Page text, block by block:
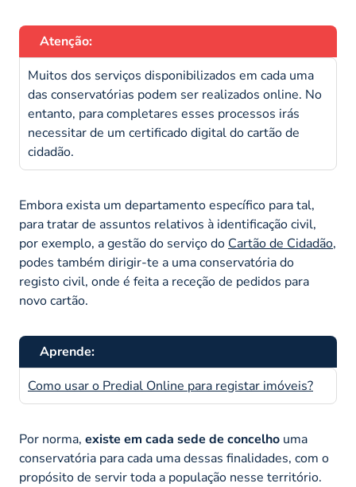
Atenção:
Muitos dos serviços disponibilizados em cada uma
das conservatórias podem ser realizados online. No
entanto, para completares esses processos irás
necessitar de um certificado digital do cartão de
cidadão.
Embora exista um departamento específico para tal,
para tratar de assuntos relativos à identificação civil,
por exemplo, a gestão do serviço do Cartão de Cidadão,
podes também dirigir-te a uma conservatória do
registo civil, onde é feita a receção de pedidos para
novo cartão.
Aprende:
Como usar o Predial Online para registar imóveis?
Por norma, existe em cada sede de concelho uma
conservatória para cada uma dessas finalidades, com o
propósito de servir toda a população nesse território.